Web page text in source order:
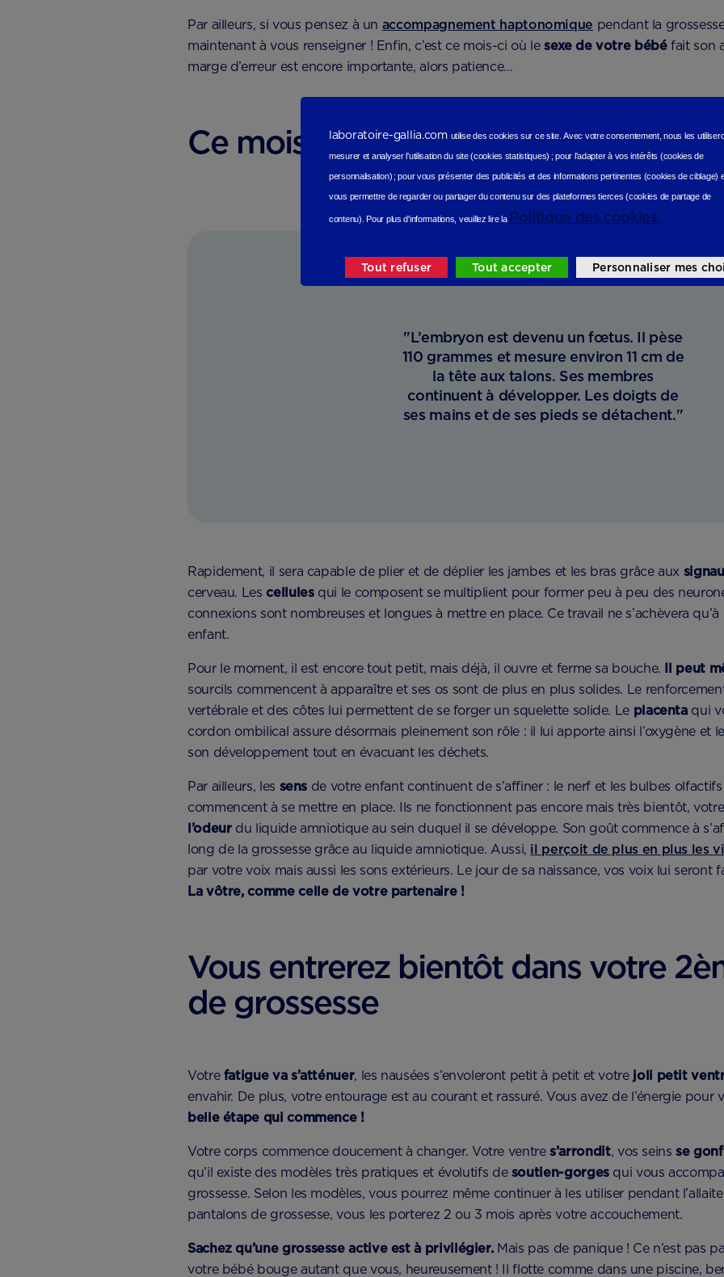
Par ailleurs, si vous pensez à un accompagnement haptonomique pendant la
maintenant à vous renseigner ! Enfin, c’est ce mois-ci où lesexe de votre bébéfait son
marge d’erreur est encore importante, alors patience…
Ce mois-ci représente une étape
"L’embryon est devenu un fœtus. Il pèse
110 grammes et mesure environ 11 cm de
la tête aux talons. Ses membres
continuent à développer. Les doigts de
ses mains et de ses pieds se détachent."
Rapidement, il sera capable de plier et de déplier les jambes et les bras grâce aux
cerveau. Lescellules qui le composent se multiplient pour former peu à peu des
connexions sont nombreuses et longues à mettre en place. Ce travail ne s’achèvera qu’à
enfant.
Pour le moment, il est encore tout petit, mais déjà, il ouvre et ferme sa bouche.
Il peut
sourcils commencent à apparaître et ses os sont de plus en plus solides. Le
vertébrale et des côtes lui permettent de se forger un squelette solide. Le placenta qui
cordon ombilical assure désormais pleinement son rôle : il lui apporte ainsi l’oxygène et
son développement tout en évacuant les déchets.
Par ailleurs, les sens de votre enfant continuent de s’affiner : le nerf et les bulbes olfactifs
commencent à se mettre en place. Ils ne fonctionnent pas encore mais très bientôt,
l’odeurdu liquide amniotique au sein duquel il se développe. Son goût commence à
long de la grossesse grâce au liquide amniotique. Aussi, il perçoit de plus en plus les
par votre voix mais aussi les sons extérieurs. Le jour de sa naissance, vos voix lui seront
La vôtre, comme celle de votre partenaire !
Vous entrerez bientôt dans votre
de grossesse
Votrefatigue va s’atténuer, les nausées s’envoleront petit à petit et votrejoli petit
envahir. De plus, votre entourage est au courant et rassuré. Vous avez de l’énergie pour
belle étape qui commence !
Votre corps commence doucement à changer. Votre ventres’arrondit, vos seinsse
qu’il existe des modèles très pratiques et évolutifs de soutien-gorgesqui vous
grossesse. Selon les modèles, vous pourrez même continuer à les utiliser pendant
pantalons de grossesse, vous les porterez 2 ou 3 mois après votre accouchement.
Sachez qu’une grossesse active est à privilégier. Mais pas de panique ! Ce n’est pas
votre bébé bouge autant que vous, heureusement ! Il flotte comme dans une piscine,
laboratoire-gallia.com utilise des cookies sur ce site.Avec votre consentement, nous les
mesurer et analyser l'utilisation du site (cookies statistiques) ;pour l'adapter à vos intérêts (cookies de
personnalisation) ;pour vous présenter des publicités et des informations pertinentes (cookies de ciblage)
vous permettre de regarder ou partager du contenu sur des plateformes tierces (cookies de partage de
contenu). Pour plus d'informations, veuillez lire la Politique des cookies.
Tout refuser Tout accepter Personnaliser mes